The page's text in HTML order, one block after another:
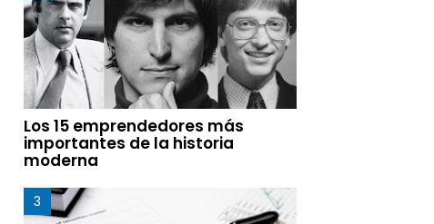
Los 15 emprendedores más
importantes de la historia
moderna